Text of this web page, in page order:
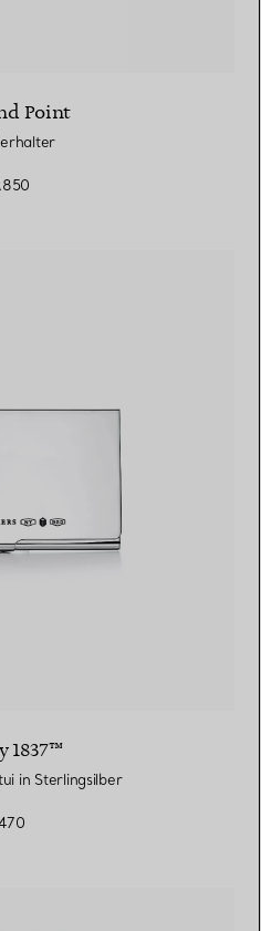
Point
1837™
in Sterlingsilber